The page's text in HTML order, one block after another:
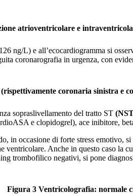
atrioventricolare e
ng/L) e all’ecocardiogramma si
coronarografia in urgenza, con
coronaria sinistra e
sopraslivellamento del tratto ST
e clopidogrel), ace inibitore,
in occasione di forte stress emotivo,
Anche in questo caso la
trombofilico negativi, si pone
Figura 3 Ventricolografia: normale